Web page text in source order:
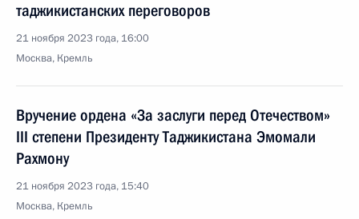
таджикистанских переговоров
21 ноября 2023 года, 16:00
Москва, Кремль
Вручение ордена «За заслуги перед Отечеством»
III степени Президенту Таджикистана Эмомали
Рахмону
21 ноября 2023 года, 15:40
Москва, Кремль